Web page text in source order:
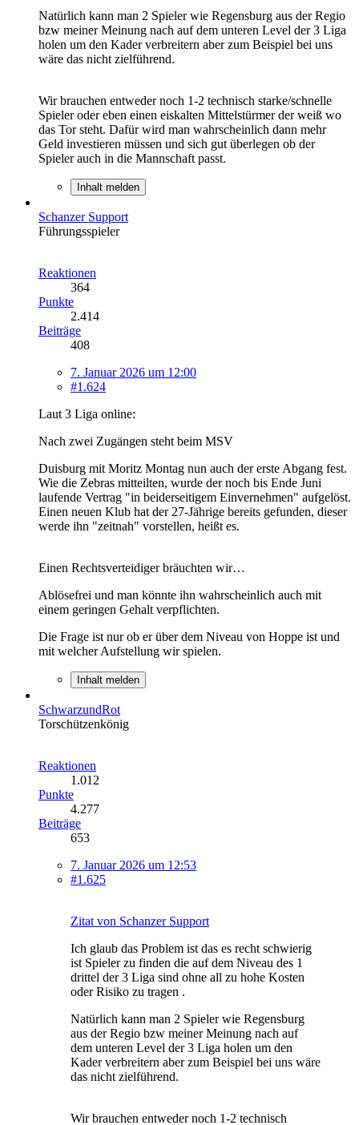
Natürlich kann man 2 Spieler wie Regensburg aus der Regio
bzw meiner Meinung nach auf dem unteren Level der 3 Liga
holen um den Kader verbreitern aber zum Beispiel bei uns
wäre das nicht zielführend.
Wir brauchen entweder noch 1-2 technisch starke/schnelle
Spieler oder eben einen eiskalten Mittelstürmer der weiß wo
das Tor steht. Dafür wird man wahrscheinlich dann mehr
Geld investieren müssen und sich gut überlegen ob der
Spieler auch in die Mannschaft passt.
Inhalt melden
Schanzer Support
Führungsspieler
Reaktionen
364
Punkte
2.414
Beiträge
408
7. Januar 2026 um 12:00
#1.624
Laut 3 Liga online:
Nach zwei Zugängen steht beim MSV
Duisburg mit Moritz Montag nun auch der erste Abgang fest.
Wie die Zebras mitteilten, wurde der noch bis Ende Juni
laufende Vertrag "in beiderseitigem Einvernehmen" aufgelöst.
Einen neuen Klub hat der 27-Jährige bereits gefunden, dieser
werde ihn "zeitnah" vorstellen, heißt es.
Einen Rechtsverteidiger bräuchten wir…
Ablösefrei und man könnte ihn wahrscheinlich auch mit
einem geringen Gehalt verpflichten.
Die Frage ist nur ob er über dem Niveau von Hoppe ist und
mit welcher Aufstellung wir spielen.
Inhalt melden
SchwarzundRot
Torschützenkönig
Reaktionen
1.012
Punkte
4.277
Beiträge
653
7. Januar 2026 um 12:53
#1.625
Zitat von Schanzer Support
Ich glaub das Problem ist das es recht schwierig
ist Spieler zu finden die auf dem Niveau des 1
drittel der 3 Liga sind ohne all zu hohe Kosten
oder Risiko zu tragen .
Natürlich kann man 2 Spieler wie Regensburg
aus der Regio bzw meiner Meinung nach auf
dem unteren Level der 3 Liga holen um den
Kader verbreitern aber zum Beispiel bei uns wäre
das nicht zielführend.
Wir brauchen entweder noch 1-2 technisch